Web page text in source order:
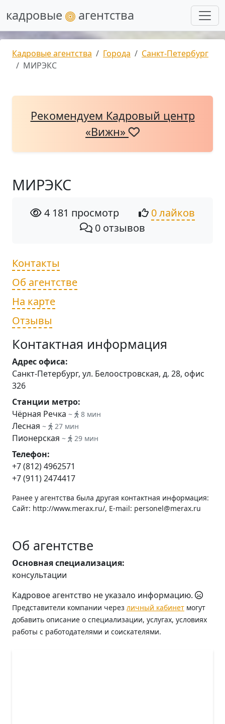
кадровые агентства
Кадровые агентства Города
Санкт-Петербург
МИРЭКС
Рекомендуем Кадровый центр
«Вижн»
МИРЭКС
4 181 просмотр
0 лайков
0 отзывов
Контакты
Об агентстве
На карте
Отзывы
Контактная информация
Адрес офиса:
Санкт-Петербург, ул. Белоостровская, д. 28, офис
326
Станции метро:
Чёрная Речка ~ 8 мин
Лесная ~ 27 мин
Пионерская ~ 29 мин
Телефон:
+7 (812) 4962571
+7 (911) 2474417
Ранее у агентства была другая контактная информация:
Сайт: http://www.merax.ru/, E-mail: personel@merax.ru
Об агентстве
Основная специализация:
консультации
Кадровое агентство не указало информацию.
Представители компании через личный кабинет могут
добавить описание о специализации, услугах, условиях
работы с работодателями и соискателями.